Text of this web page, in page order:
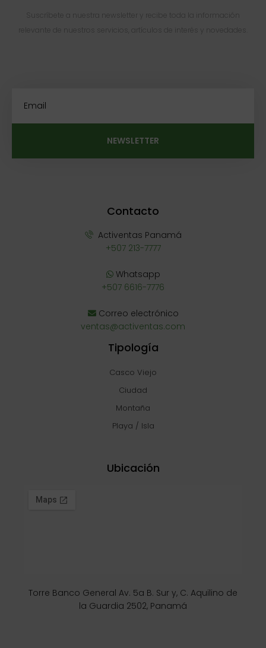
Suscríbete a nuestra newsletter y recibe toda la información
relevante de nuestros servicios, artículos de interés y novedades.
NEWSLETTER
Contacto
Activentas Panamá
+507 213-7777
Whatsapp
+507 6616-7776
Correo electrónico
ventas@activentas.com
Tipología
Casco Viejo
Ciudad
Montaña
Playa / Isla
Ubicación
Torre Banco General Av. 5a B. Sur y, C. Aquilino de
la Guardia 2502, Panamá